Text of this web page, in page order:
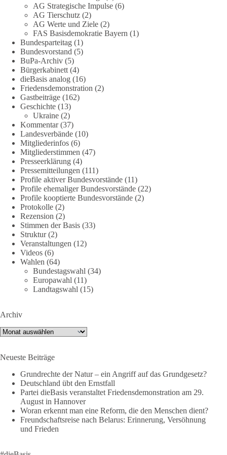
Quellen: https://apnews.com/article/fauci-diaries-covid-origins-
rand-paul-6b25da9f75a0becbaf2886ab22643e67
https://www.tichyseinblick.de/kolumnen/aus-aller-welt/usa-
tagebuch-fauci-corona-impfung/
#dieBasis #Corona #Aufarbeitung
#Vertrauen
36 60
DieBasis
1 Tag zuvor
🕊 Wir wollen den Krieg mit Russland nicht!
Am 20. Juni 2026 fand in Berlin am Brandenburger Tor die
Demonstration mit dem Motto „Russland ist nicht unser
Feind“ statt.
Hier ein Auszug aus der Rede von der
Bundestagsabgeordneten Sevim Dağdelen (BSW).
„Wir müssen Nein sagen zu diesem stinkenden
Revanchismus!“
si=2b_C6GgNY9EB-rXw
❤️ Wir freuen uns über deine Unterstützung:
https://diebasis.de/spenden/
#dieBasis #frieden #russandistnichtunserFeind #friedenspartei
377 168
AG Strategische Impulse (6)
AG Tierschutz (2)
AG Werte und Ziele (2)
FAS Basisdemokratie Bayern (1)
Bundesparteitag (1)
Bundesvorstand (5)
BuPa-Archiv (5)
Bürgerkabinett (4)
dieBasis analog (16)
Friedensdemonstration (2)
Gastbeiträge (162)
Geschichte (13)
Ukraine (2)
Kommentar(37)
Landesverbände (10)
Mitgliederinfos (6)
Mitgliederstimmen (47)
Presseerklärung (4)
Pressemitteilungen (111)
Profile aktiver Bundesvorstände (11)
Profile ehemaliger Bundesvorstände (22)
Profile kooptierte Bundesvorstände (2)
Protokolle (2)
Rezension (2)
Stimmen der Basis (33)
Struktur(2)
Veranstaltungen (12)
Videos (6)
Wahlen (64)
Bundestagswahl (34)
Europawahl (11)
Landtagswahl (15)
Archiv
Archiv
Neueste Beiträge
Grundrechte der Natur – ein Angriff auf das Grundgesetz?
Deutschland übt den Ernstfall
Partei dieBasis veranstaltet Friedensdemonstration am 29.
August in Hannover
Woran erkennt man eine Reform, die den Menschen dient?
Freundschaftsreise nach Belarus: Erinnerung, Versöhnung
und Frieden